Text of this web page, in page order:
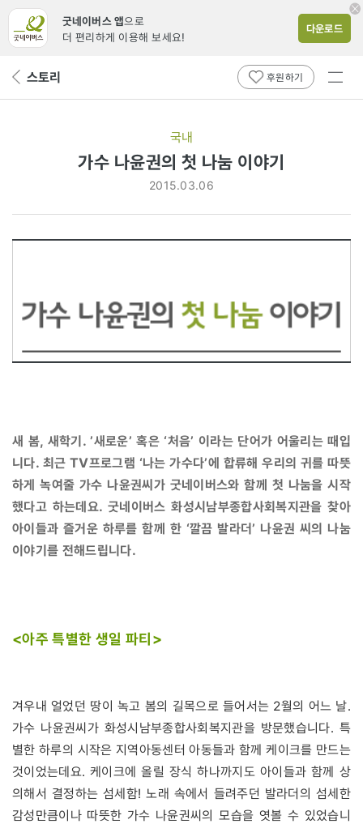
굿네이버스 앱으로
더 편리하게 이용해 보세요!
다운로드
뒤 스토리 후원하기
전체
국내
가수 나윤권의 첫 나눔 이야기
2015.03.06
새 봄, 새학기. ’새로운’ 혹은 ‘처음’ 이라는 단어가 어울리는 때입
니다. 최근 TV프로그램 ‘나는 가수다’에 합류해 우리의 귀를 따뜻
하게 녹여줄 가수 나윤권씨가 굿네이버스와 함께 첫 나눔을 시작
했다고 하는데요. 굿네이버스 화성시남부종합사회복지관을 찾아
아이들과 즐거운 하루를 함께 한 ‘깔끔 발라더’ 나윤권 씨의 나눔
이야기를 전해드립니다.
<아주 특별한 생일 파티>
겨우내 얼었던 땅이 녹고 봄의 길목으로 들어서는 2월의 어느 날.
가수 나윤권씨가 화성시남부종합사회복지관을 방문했습니다. 특
별한 하루의 시작은 지역아동센터 아동들과 함께 케이크를 만드는
것이었는데요. 케이크에 올릴 장식 하나까지도 아이들과 함께 상
의해서 결정하는 섬세함! 노래 속에서 들려주던 발라더의 섬세한
감성만큼이나 따뜻한 가수 나윤권씨의 모습을 엿볼 수 있었습니